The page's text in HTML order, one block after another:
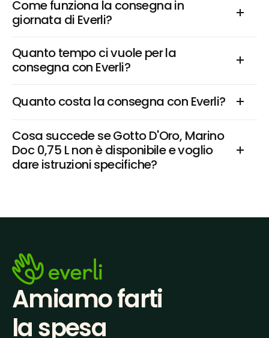
Come funziona la consegna in
giornata di Everli?
Quanto tempo ci vuole per la
consegna con Everli?
Quanto costa la consegna con Everli?
Cosa succede se Gotto D'Oro, Marino
Doc 0,75 L non è disponibile e voglio
dare istruzioni specifiche?
Amiamo farti
la spesa